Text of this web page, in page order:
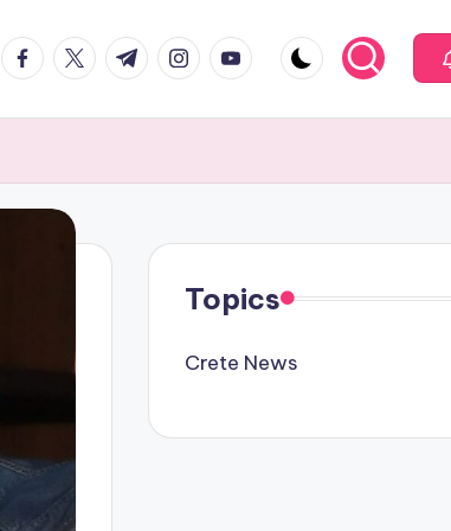
facebook.com
twitter.com
t.me instagram.com
youtube.com
Topics
Crete News